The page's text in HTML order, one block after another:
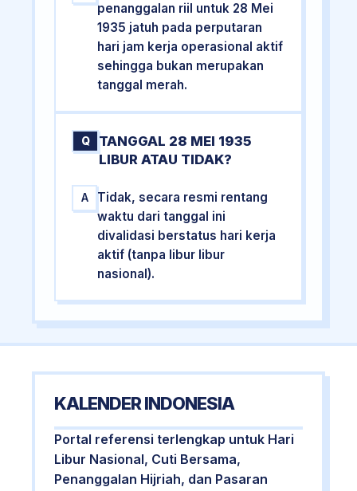
penanggalan riil untuk 28 Mei
1935 jatuh pada perputaran
hari jam kerja operasional aktif
sehingga bukan merupakan
tanggal merah.
Q
TANGGAL 28 MEI 1935
LIBUR ATAU TIDAK?
A
Tidak, secara resmi rentang
waktu dari tanggal ini
divalidasi berstatus hari kerja
aktif (tanpa libur libur
nasional).
KALENDER INDONESIA
Portal referensi terlengkap untuk Hari
Libur Nasional, Cuti Bersama,
Penanggalan Hijriah, dan Pasaran